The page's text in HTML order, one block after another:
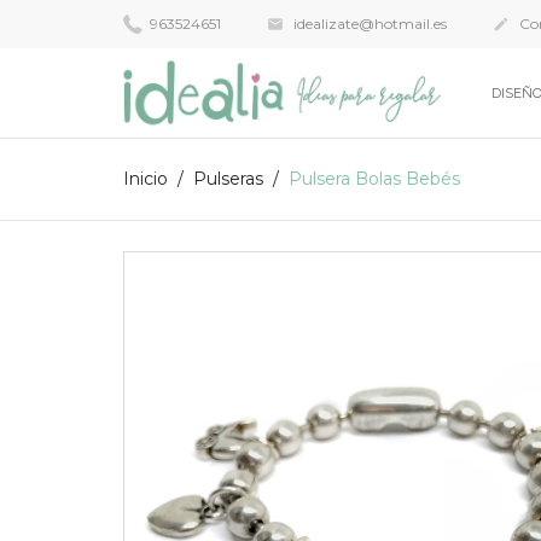
963524651  idealizate@hotmail.es 
Inicio Pulseras Pulsera Bolas Bebés